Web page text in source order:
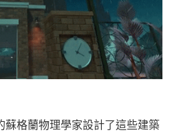
格蘭物理學家設計了這些建築